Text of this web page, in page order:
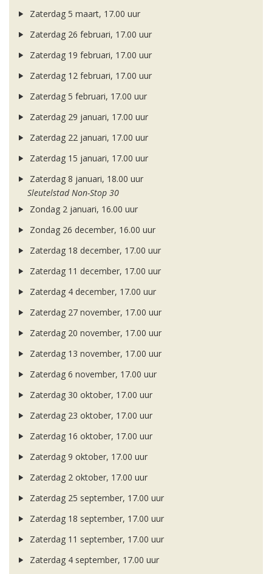
Zaterdag 5 maart, 17.00 uur
Zaterdag 26 februari, 17.00 uur
Zaterdag 19 februari, 17.00 uur
Zaterdag 12 februari, 17.00 uur
Zaterdag 5 februari, 17.00 uur
Zaterdag 29 januari, 17.00 uur
Zaterdag 22 januari, 17.00 uur
Zaterdag 15 januari, 17.00 uur
Zaterdag 8 januari, 18.00 uur
Sleutelstad Non-Stop 30
Zondag 2 januari, 16.00 uur
Zondag 26 december, 16.00 uur
Zaterdag 18 december, 17.00 uur
Zaterdag 11 december, 17.00 uur
Zaterdag 4 december, 17.00 uur
Zaterdag 27 november, 17.00 uur
Zaterdag 20 november, 17.00 uur
Zaterdag 13 november, 17.00 uur
Zaterdag 6 november, 17.00 uur
Zaterdag 30 oktober, 17.00 uur
Zaterdag 23 oktober, 17.00 uur
Zaterdag 16 oktober, 17.00 uur
Zaterdag 9 oktober, 17.00 uur
Zaterdag 2 oktober, 17.00 uur
Zaterdag 25 september, 17.00 uur
Zaterdag 18 september, 17.00 uur
Zaterdag 11 september, 17.00 uur
Zaterdag 4 september, 17.00 uur